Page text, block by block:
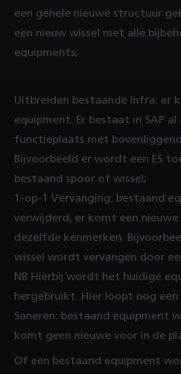
een gehele nieuwe structuur
een nieuw wissel met alle
equipments;
Uitbreiden bestaande Infra: er
equipment. Er bestaat in SAP
functieplaats met
Bijvoorbeeld er wordt een ES
bestaand spoor of wissel;
1-op-1 Vervanging: bestaand
verwijderd, er komt een
dezelfde kenmerken.
wissel wordt vervangen door
NB Hierbij wordt het huidige
hergebruikt. Hier loopt nog een
Saneren: bestaand equipment
komt geen nieuwe voor in de
Of een bestaand equipment